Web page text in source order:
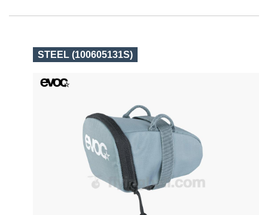
STEEL (100605131S)